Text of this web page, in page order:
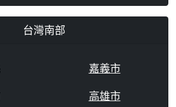
台灣南部
嘉義市
高雄市